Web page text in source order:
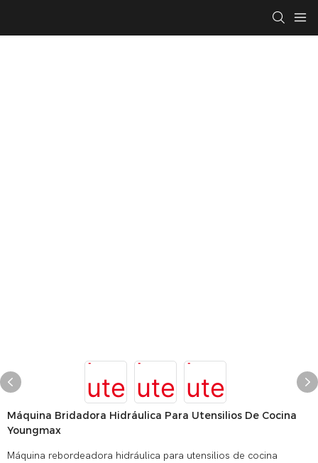
Máquina Bridadora Hidráulica Para Utensilios De Cocina
Youngmax
Máquina rebordeadora hidráulica para utensilios de cocina